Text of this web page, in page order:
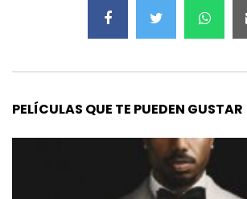
PELÍCULAS QUE TE PUEDEN GUSTAR